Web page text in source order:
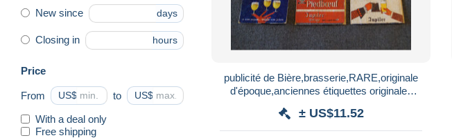
New since days
Closing in hours
Price
From US$ to US$
With a deal only
Free shipping
publicité de Bière,brasserie,RARE,originale
d'époque,anciennes étiquettes originales
± US$11.52